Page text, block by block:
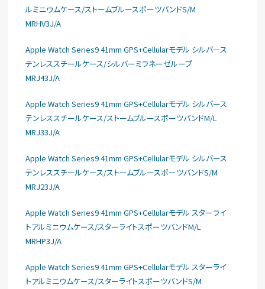
ルミニウムケース/ストームブルースポーツバンドS/M
MRHV3J/A
Apple Watch Series9 41mm GPS+Cellularモデル シルバース
テンレススチールケース/シルバーミラネーゼループ
MRJ43J/A
Apple Watch Series9 41mm GPS+Cellularモデル シルバース
テンレススチールケース/ストームブルースポーツバンドM/L
MRJ33J/A
Apple Watch Series9 41mm GPS+Cellularモデル シルバース
テンレススチールケース/ストームブルースポーツバンドS/M
MRJ23J/A
Apple Watch Series9 41mm GPS+Cellularモデル スターライ
トアルミニウムケース/スターライトスポーツバンドM/L
MRHP3J/A
Apple Watch Series9 41mm GPS+Cellularモデル スターライ
トアルミニウムケース/スターライトスポーツバンドS/M